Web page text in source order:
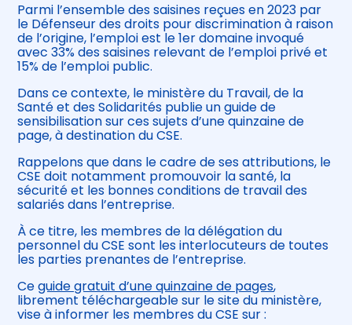
Parmi l’ensemble des saisines reçues en 2023 par
le Défenseur des droits pour discrimination à raison
de l’origine, l’emploi est le 1er domaine invoqué
avec 33% des saisines relevant de l’emploi privé et
15% de l’emploi public.
Dans ce contexte, le ministère du Travail, de la
Santé et des Solidarités publie un guide de
sensibilisation sur ces sujets d’une quinzaine de
page, à destination du CSE.
Rappelons que dans le cadre de ses attributions, le
CSE doit notamment promouvoir la santé, la
sécurité et les bonnes conditions de travail des
salariés dans l’entreprise.
À ce titre, les membres de la délégation du
personnel du CSE sont les interlocuteurs de toutes
les parties prenantes de l’entreprise.
Ceguide gratuit d’une quinzaine de pages,
librement téléchargeable sur le site du ministère,
vise à informer les membres du CSE sur :